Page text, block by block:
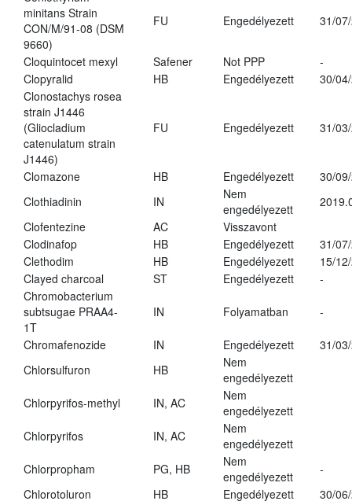
minitans Strain
CON/M/91-08 (DSM
9660)
FU Engedélyezett 31/
Cloquintocet mexyl Safener Not PPP
-
Clopyralid
HB Engedélyezett
30/
Clonostachys rosea
strain J1446
(Gliocladium
catenulatum strain
J1446)
FU Engedélyezett 31/
Clomazone HB Engedélyezett
30/
Clothiadinin
IN
Nem
engedélyezett
Clofentezine
AC
Visszavont
Clodinafop
HB Engedélyezett
31/
Clethodim
HB Engedélyezett
15/
Clayed charcoal
ST Engedélyezett
-
Chromobacterium
subtsugae PRAA4-
1T
IN Folyamatban -
Chromafenozide IN Engedélyezett
31/
Chlorsulfuron
HB
Nem
engedélyezett
Chlorpyrifos-methyl
IN, AC
Nem
engedélyezett
Chlorpyrifos
IN, AC
Nem
engedélyezett
Chlorpropham
PG, HB
Nem
engedélyezett
-
Chlorotoluron
HB Engedélyezett
30/